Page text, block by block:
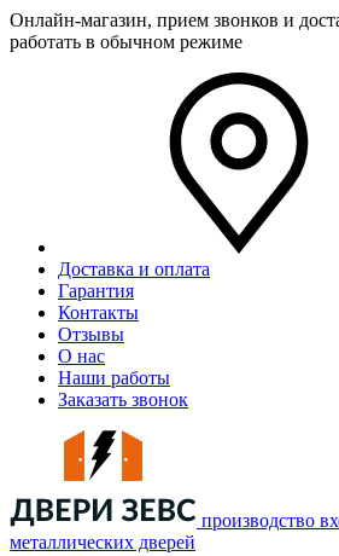
Онлайн-магазин, прием звонков и
работать в обычном режиме
Доставка и оплата
Гарантия
Контакты
Отзывы
О нас
Наши работы
Заказать звонок
производство
металлических дверей